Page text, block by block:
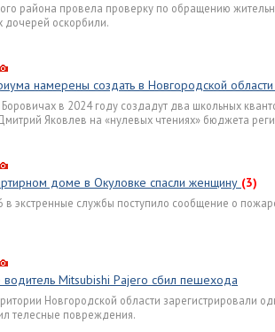
района провела проверку по обращению
дочерей оскорбили.
намерены создать в Новгородской
в 2024 году создадут два школьных
Яковлев на «нулевых чтениях» бюджета
доме в Окуловке спасли женщину (3)
в экстренные службы поступило сообщение о
Mitsubishi Pajero сбил пешехода
Новгородской области зарегистрировали
телесные повреждения.